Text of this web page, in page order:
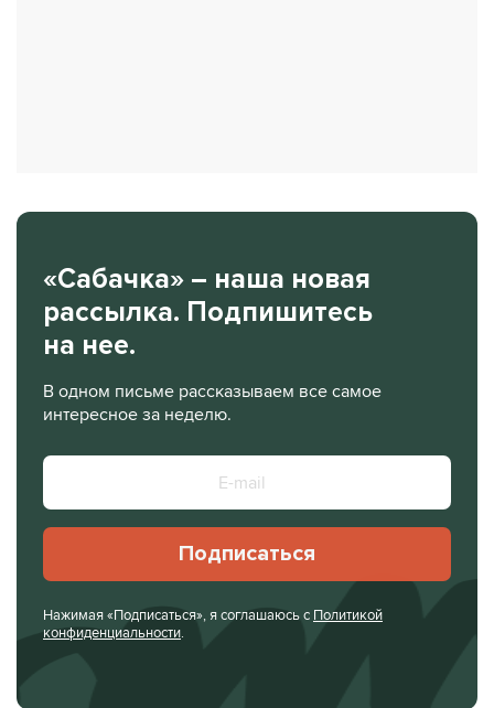
«Сабачка» – наша новая
рассылка. Подпишитесь
на нее.
В одном письме рассказываем все самое
интересное за неделю.
Подписаться
Нажимая «Подписаться», я соглашаюсь с Политикой
конфиденциальности.